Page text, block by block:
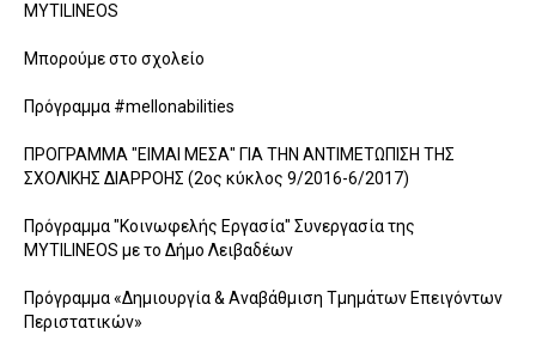
MYTILINEOS
Μπορούμε στο σχολείο
Πρόγραμμα #mellonabilities
ΠΡΟΓΡΑΜΜΑ "ΕΙΜΑΙ ΜΕΣΑ" ΓΙΑ ΤΗΝ ΑΝΤΙΜΕΤΩΠΙΣΗ ΤΗΣ
ΣΧΟΛΙΚΗΣ ΔΙΑPΡΟΗΣ (2ος κύκλος 9/2016-6/2017)
Πρόγραμμα "Κοινωφελής Εργασία" Συνεργασία της
MYTILINEOS με το Δήμο Λειβαδέων
Πρόγραμμα «Δημιουργία & Αναβάθμιση Τμημάτων Επειγόντων
Περιστατικών»